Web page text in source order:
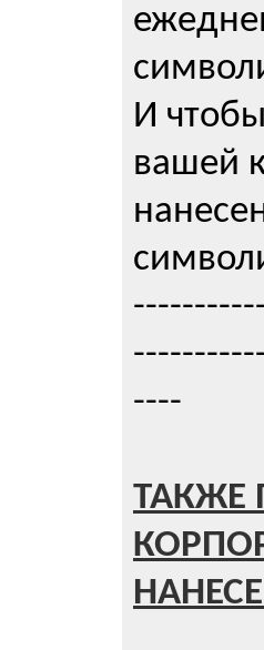
И
вашей
----
ТАКЖЕ